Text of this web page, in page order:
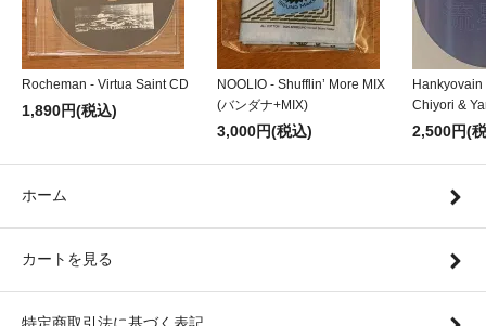
Rocheman - Virtua Saint CD
1,890円(税込)
NOOLIO - Shufflin’ More MIX
(バンダナ+MIX)
3,000円(税込)
Hankyovain
Chiyori &
2,500円(
ホーム
カートを見る